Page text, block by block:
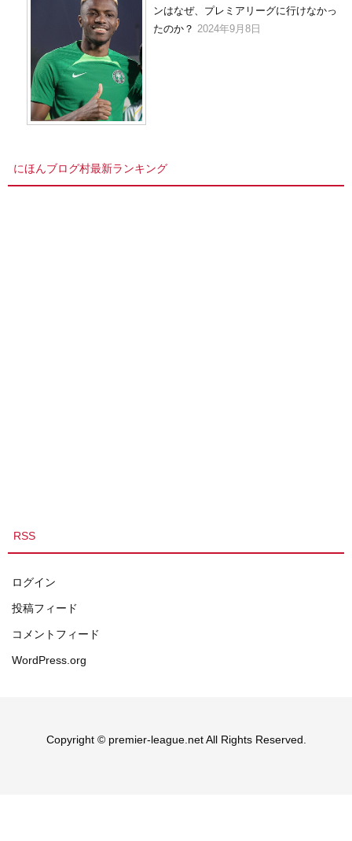
ンはなぜ、プレミアリーグに行けなかっ
たのか？ 2024年9月8日
にほんブログ村最新ランキング
RSS
ログイン
投稿フィード
コメントフィード
WordPress.org
Copyright © premier-league.net All Rights Reserved.